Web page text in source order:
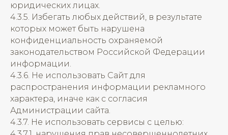
юридических лицах.
4.3.5. Избегать любых действий, в результате
которых может быть нарушена
конфиденциальность охраняемой
законодательством Российской Федерации
информации.
4.3.6. Не использовать Сайт для
распространения информации рекламного
характера, иначе как с согласия
Администрации сайта.
4.3.7. Не использовать сервисы с целью: